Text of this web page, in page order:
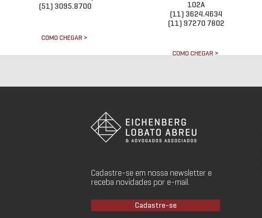
(51) 3095.8700
COMO CHEGAR >
102A
(11) 3624.4634
(11) 97270 7802
COMO CHEGAR >
Cadastre-se em nossa newsletter e
receba novidades por e-mail.
Cadastre-se